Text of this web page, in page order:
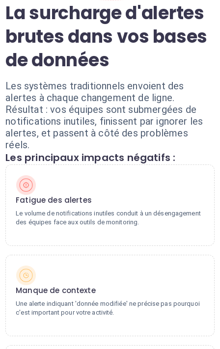
La surcharge d'alertes
brutes dans vos bases
de données
Les systèmes traditionnels envoient des
alertes à chaque changement de ligne.
Résultat : vos équipes sont submergées de
notifications inutiles, finissent par ignorer les
alertes, et passent à côté des problèmes
réels.
Les principaux impacts négatifs :
Fatigue des alertes
Le volume de notifications inutiles conduit à un désengagement
des équipes face aux outils de monitoring.
Manque de contexte
Une alerte indiquant 'donnée modifiée' ne précise pas pourquoi
c'est important pour votre activité.